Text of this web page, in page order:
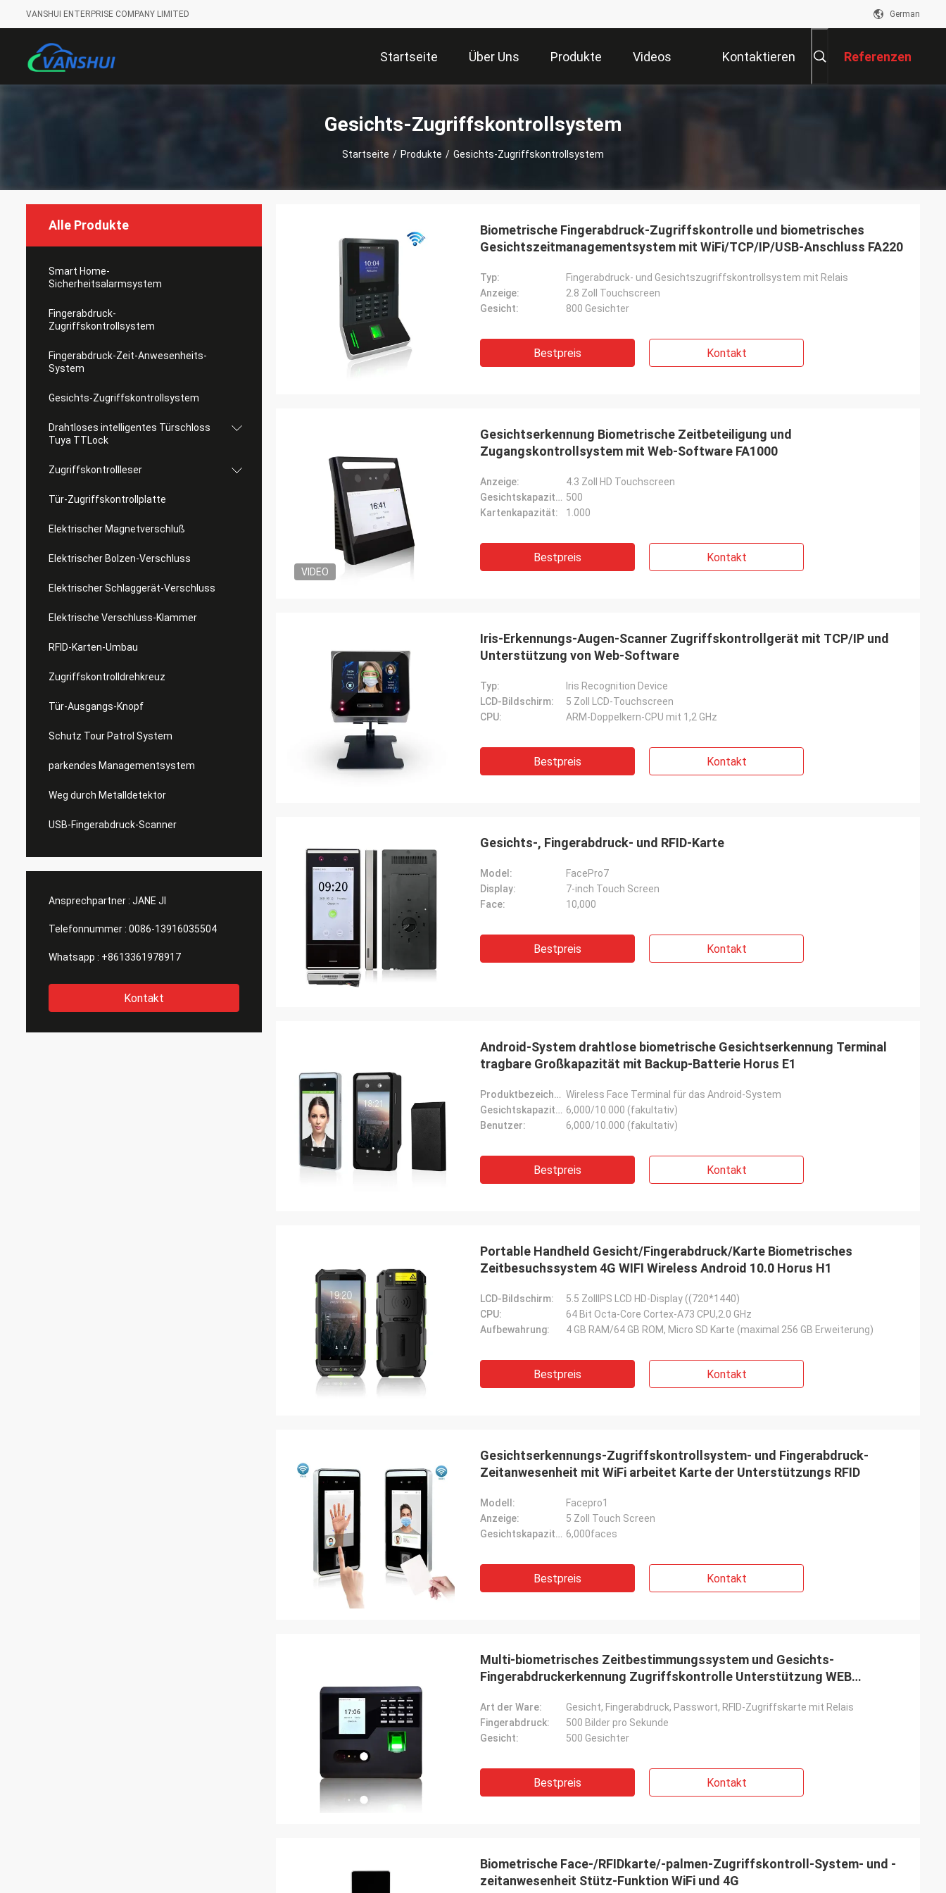
VANSHUI ENTERPRISE COMPANY LIMITED German
Startseite Über Uns Produkte Videos Kontaktieren Referenzen
Gesichts-Zugriffskontrollsystem
Startseite / Produkte / Gesichts-Zugriffskontrollsystem
Alle Produkte
Smart Home-
Sicherheitsalarmsystem
Fingerabdruck-
Zugriffskontrollsystem
Fingerabdruck-Zeit-Anwesenheits-
System
Gesichts-Zugriffskontrollsystem
Drahtloses intelligentes Türschloss
Tuya TTLock
Zugriffskontrollleser
Tür-Zugriffskontrollplatte
Elektrischer Magnetverschluß
Elektrischer Bolzen-Verschluss
Elektrischer Schlaggerät-Verschluss
Elektrische Verschluss-Klammer
RFID-Karten-Umbau
Zugriffskontrolldrehkreuz
Tür-Ausgangs-Knopf
Schutz Tour Patrol System
parkendes Managementsystem
Weg durch Metalldetektor
USB-Fingerabdruck-Scanner
Ansprechpartner : JANE JI
Telefonnummer : 0086-13916035504
Whatsapp : +8613361978917
Kontakt
Biometrische Fingerabdruck-Zugriffskontrolle und biometrisches
Gesichtszeitmanagementsystem mit WiFi/TCP/IP/USB-Anschluss FA220
Typ:
Fingerabdruck- und Gesichtszugriffskontrollsystem mit Relais
Anzeige:
2.8 Zoll Touchscreen
Gesicht:
800 Gesichter
Bestpreis Kontakt
VIDEO
Gesichtserkennung Biometrische Zeitbeteiligung und
Zugangskontrollsystem mit Web-Software FA1000
Anzeige:
4.3 Zoll HD Touchscreen
Gesichtskapazität: 500
Kartenkapazität:
1.000
Bestpreis Kontakt
Iris-Erkennungs-Augen-Scanner Zugriffskontrollgerät mit TCP/IP und
Unterstützung von Web-Software
Typ:
Iris Recognition Device
LCD-Bildschirm:
5 Zoll LCD-Touchscreen
CPU:
ARM-Doppelkern-CPU mit 1,2 GHz
Bestpreis Kontakt
Gesichts-, Fingerabdruck- und RFID-Karte
Model:
FacePro7
Display:
7-inch Touch Screen
Face:
10,000
Bestpreis Kontakt
Android-System drahtlose biometrische Gesichtserkennung Terminal
tragbare Großkapazität mit Backup-Batterie Horus E1
Produktbezeichnung: Wireless Face Terminal für das Android-System
Gesichtskapazität: 6,000/10.000 (fakultativ)
Benutzer:
6,000/10.000 (fakultativ)
Bestpreis Kontakt
Portable Handheld Gesicht/Fingerabdruck/Karte Biometrisches
Zeitbesuchssystem 4G WIFI Wireless Android 10.0 Horus H1
LCD-Bildschirm:
5.5 ZollIPS LCD HD-Display ((720*1440)
CPU:
64 Bit Octa-Core Cortex-A73 CPU,2.0 GHz
Aufbewahrung:
4 GB RAM/64 GB ROM, Micro SD Karte (maximal 256 GB Erweiterung)
Bestpreis Kontakt
Gesichtserkennungs-Zugriffskontrollsystem- und Fingerabdruck-
Zeitanwesenheit mit WiFi arbeitet Karte der Unterstützungs RFID
Modell:
Facepro1
Anzeige:
5 Zoll Touch Screen
Gesichtskapazität: 6,000faces
Bestpreis Kontakt
Multi-biometrisches Zeitbestimmungssystem und Gesichts-
Fingerabdruckerkennung Zugriffskontrolle Unterstützung WEB
Art der Ware:
Gesicht, Fingerabdruck, Passwort, RFID-Zugriffskarte mit Relais
Fingerabdruck:
500 Bilder pro Sekunde
Gesicht:
500 Gesichter
Bestpreis Kontakt
Biometrische Face-/RFIDkarte/-palmen-Zugriffskontroll-System- und -
zeitanwesenheit Stütz-Funktion WiFi und 4G